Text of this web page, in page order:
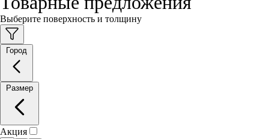
Выберите поверхность и толщину
Акция